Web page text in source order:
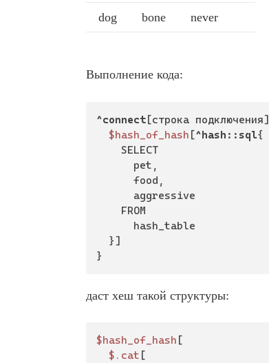
dog bone never
Выполнение кода:
^connect [строка
$hash_of_hash [^hash::sql{
		SELECT
			food,
}
даст хеш такой структуры:
$hash_of_hash [
$.cat [